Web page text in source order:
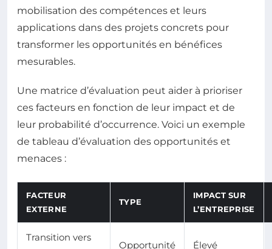
mobilisation des compétences et leurs
applications dans des projets concrets pour
transformer les opportunités en bénéfices
mesurables.
Une matrice d’évaluation peut aider à prioriser
ces facteurs en fonction de leur impact et de
leur probabilité d’occurrence. Voici un exemple
de tableau d’évaluation des opportunités et
menaces :
FACTEUR
EXTERNE
TYPE
IMPACT SUR
L’ENTREPRISE
Transition vers
Opportunité Élevé